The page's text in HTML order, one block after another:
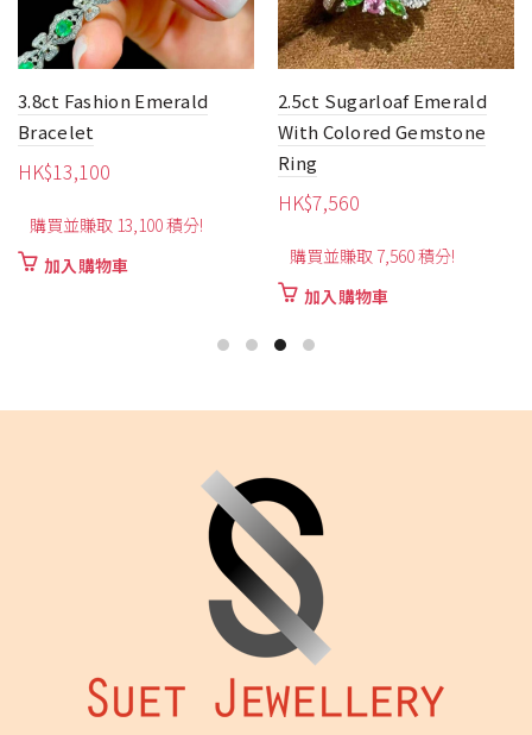
3.8ct Fashion Emerald
Bracelet
HK$13,100
購買並賺取 13,100 積分!
加入購物車
2.5ct Sugarloaf Emerald
With Colored Gemstone
Ring
HK$7,560
購買並賺取 7,560 積分!
加入購物車